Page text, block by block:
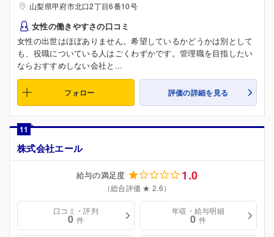
山梨県甲府市北口2丁目6番10号
女性の働きやすさの口コミ
女性の出世はほぼありません。希望しているかどうかは別として
も、役職についている人はごくわずかです。管理職を目指したい
ならおすすめしない会社と...
フォロー 評価の詳細を見る
11
株式会社エール
給与の満足度 1.0
（総合評価 ★ 2.6）
口コミ・評判
0 件
年収・給与明細
0 件